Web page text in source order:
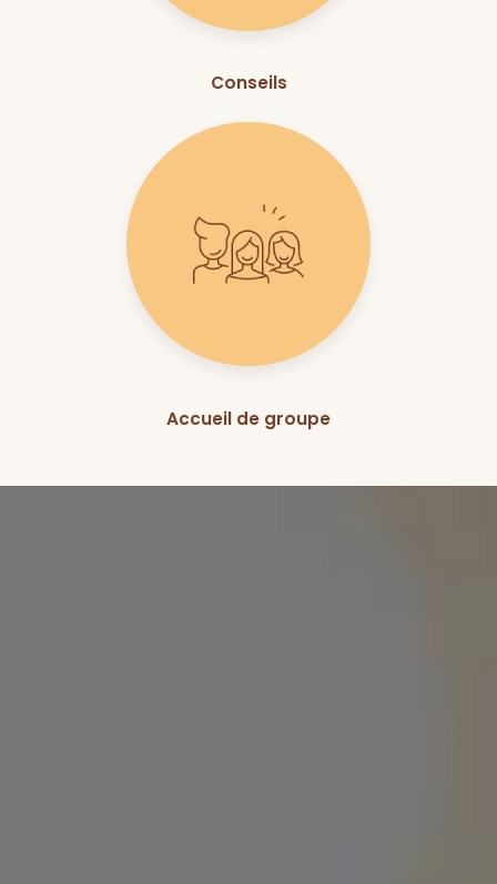
Conseils
Accueil de groupe